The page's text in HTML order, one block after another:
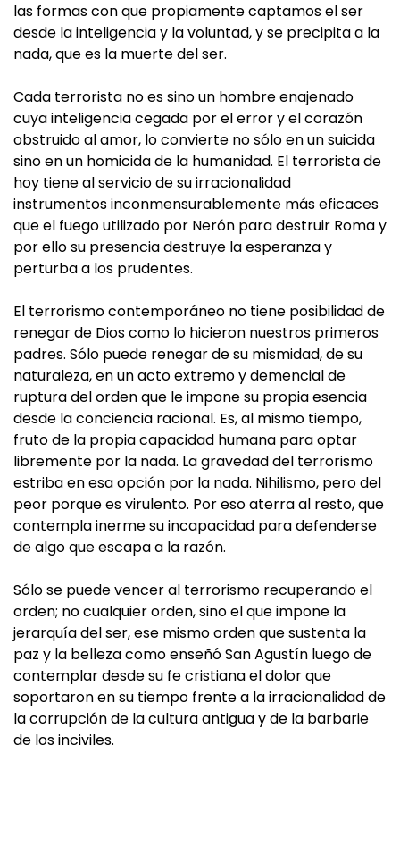
las formas con que propiamente captamos el ser
desde la inteligencia y la voluntad, y se precipita a la
nada, que es la muerte del ser.
Cada terrorista no es sino un hombre enajenado
cuya inteligencia cegada por el error y el corazón
obstruido al amor, lo convierte no sólo en un suicida
sino en un homicida de la humanidad. El terrorista de
hoy tiene al servicio de su irracionalidad
instrumentos inconmensurablemente más eficaces
que el fuego utilizado por Nerón para destruir Roma y
por ello su presencia destruye la esperanza y
perturba a los prudentes.
El terrorismo contemporáneo no tiene posibilidad de
renegar de Dios como lo hicieron nuestros primeros
padres. Sólo puede renegar de su mismidad, de su
naturaleza, en un acto extremo y demencial de
ruptura del orden que le impone su propia esencia
desde la conciencia racional. Es, al mismo tiempo,
fruto de la propia capacidad humana para optar
libremente por la nada. La gravedad del terrorismo
estriba en esa opción por la nada. Nihilismo, pero del
peor porque es virulento. Por eso aterra al resto, que
contempla inerme su incapacidad para defenderse
de algo que escapa a la razón.
Sólo se puede vencer al terrorismo recuperando el
orden; no cualquier orden, sino el que impone la
jerarquía del ser, ese mismo orden que sustenta la
paz y la belleza como enseñó San Agustín luego de
contemplar desde su fe cristiana el dolor que
soportaron en su tiempo frente a la irracionalidad de
la corrupción de la cultura antigua y de la barbarie
de los inciviles.